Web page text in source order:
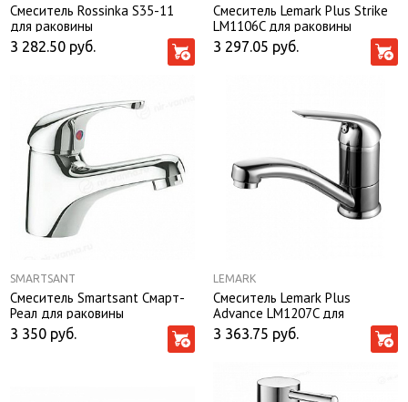
Смеситель Rossinka S35-11
для раковины
3 282.50 руб.
Смеситель Lemark Plus Strike
LM1106C для раковины
3 297.05 руб.
SMARTSANT
Смеситель Smartsant Смарт-
Реал для раковины
3 350 руб.
LEMARK
Смеситель Lemark Plus
Advance LM1207C для
раковины
3 363.75 руб.